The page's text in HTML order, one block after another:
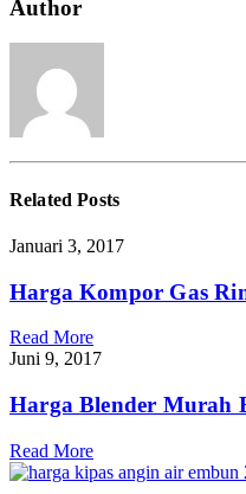
Author
RelatedPosts
Januari 3, 2017
Harga Kompor Gas
Read More
Juni 9, 2017
Harga Blender Murah
Read More